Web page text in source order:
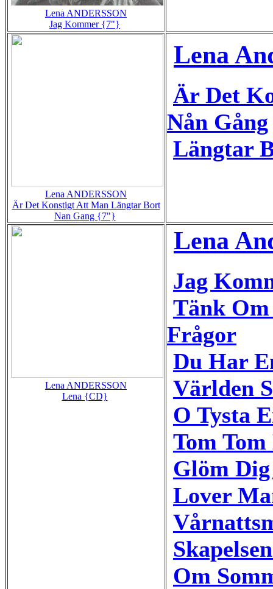
Lena ANDERSSON
Jag Kommer {7"}
Lena ANDERSSON
Är Det Konstigt Att Man Längtar Bort
Nan Gang {7"}
Lena
Är Det
Nån Gång
Längtar
Lena ANDERSSON
Lena {CD}
Lena
Jag
Tänk
Frågor
Du Har
Världen
O Tysta
Tom
Glöm
Lover
Om